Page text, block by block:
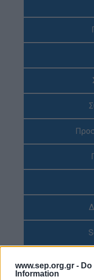
www.sep.org.gr -
Information
Η Προσκοπική
Προσκοπικό
Στόχοι Βιώσιμης
Earth Tribe
Ομάδα Διάσωσης
Νέα
Επικοινωνία